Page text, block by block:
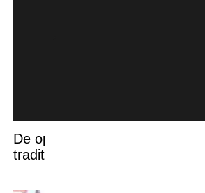
De opkomst van Netflix: hoe
traditionele bioscoop overneemt